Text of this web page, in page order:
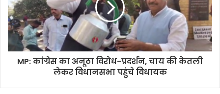
MP: कांग्रेस का अनूठा विरोध-प्रदर्शन, चाय की केतली
लेकर विधानसभा पहुंचे विधायक